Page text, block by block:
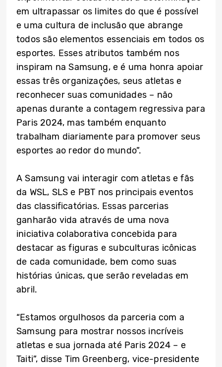
em ultrapassar os limites do que é possível
e uma cultura de inclusão que abrange
todos são elementos essenciais em todos os
esportes. Esses atributos também nos
inspiram na Samsung, e é uma honra apoiar
essas três organizações, seus atletas e
reconhecer suas comunidades – não
apenas durante a contagem regressiva para
Paris 2024, mas também enquanto
trabalham diariamente para promover seus
esportes ao redor do mundo”.
A Samsung vai interagir com atletas e fãs
da WSL, SLS e PBT nos principais eventos
das classificatórias. Essas parcerias
ganharão vida através de uma nova
iniciativa colaborativa concebida para
destacar as figuras e subculturas icônicas
de cada comunidade, bem como suas
histórias únicas, que serão reveladas em
abril.
“Estamos orgulhosos da parceria com a
Samsung para mostrar nossos incríveis
atletas e sua jornada até Paris 2024 – e
Taiti”, disse Tim Greenberg, vice-presidente